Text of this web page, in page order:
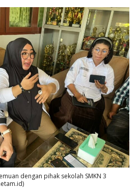
dengan pihak sekolah SMKN 3